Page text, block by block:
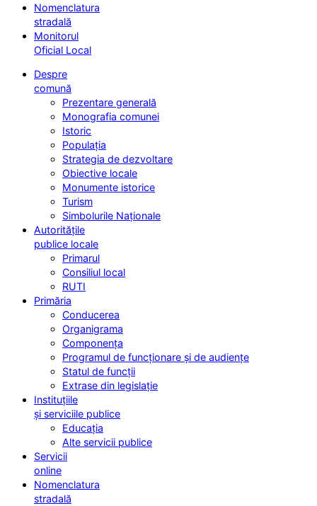
Nomenclatura
stradală
Monitorul
Oficial Local
Despre
comună
Prezentare generală
Monografia comunei
Istoric
Populația
Strategia de dezvoltare
Obiective locale
Monumente istorice
Turism
Simbolurile Naționale
Autoritățile
publice locale
Primarul
Consiliul local
RUTI
Primăria
Conducerea
Organigrama
Componența
Programul de funcționare și de audiențe
Statul de funcții
Extrase din legislație
Instituțiile
și serviciile publice
Educația
Alte servicii publice
Servicii
online
Nomenclatura
stradală